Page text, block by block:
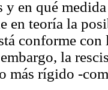
en qué
en teoría la
conforme con
la
más rígido -